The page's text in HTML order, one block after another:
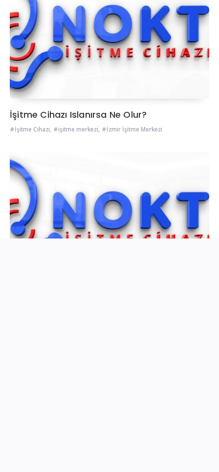
İşitme Cihazı Islanırsa Ne Olur?
İşitme Cihazı, işitme merkezi, İzmir İşitme Merkezi